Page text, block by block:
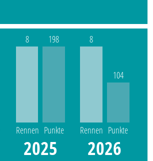
8
Rennen
198
Punkte
2025
8
Rennen
104
Punkte
2026